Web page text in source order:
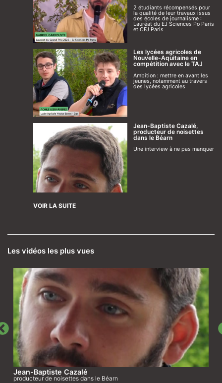
2 étudiants récompensés pour
la qualité de leur travaux issus
des écoles de journalisme :
Lauréat du EJ Sciences Po Paris
et CFJ Paris
Les lycées agricoles de
Nouvelle-Aquitaine en
compétition avec le TAJ
Ambition : mettre en avant les
jeunes, notamment au travers
des lycées agricoles
Jean-Baptiste Cazalé,
producteur de noisettes
dans le Béarn
Une interview à ne pas manquer
VOIR LA SUITE
Les vidéos les plus vues
Jean-Baptiste Cazalé
producteur de noisettes dans le Béarn